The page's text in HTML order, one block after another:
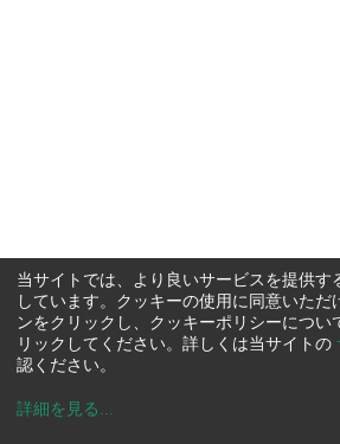
当サイトでは、より良いサービスを提供す
しています。クッキーの使用に同意いただ
ンをクリックし、クッキーポリシーについ
リックしてください。詳しくは当サイトの
認ください。
詳細を見る ...